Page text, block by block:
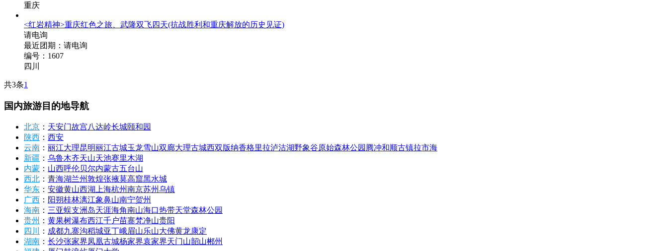
重庆
<红岩精神>重庆红色之旅、武隆双飞四天(抗战胜利和重庆解放的历史见证)
请电询
最近团期：请电询
编号：1607
四川
共3条1
国内旅游目的地导航
北京 ： 天安门故宫八达岭长城颐和园
陕西 ： 西安
云南 ： 丽江大理昆明丽江古城玉龙雪山双廊大理古城西双版纳香格里拉泸沽湖野象谷原始森林公园 腾冲和顺古镇拉市海
新疆 ： 乌鲁木齐天山天池赛里木湖
内蒙 ： 山西呼伦贝尔内蒙古五台山
西北 ： 青海湖兰州敦煌张掖莫高窟黑水城
华东 ： 安徽黄山西湖 上海杭州南京苏州乌镇
广西 ： 阳朔桂林漓江象鼻山南宁贺州
海南 ： 三亚蜈支洲岛天涯海角南山海口热带天堂森林公园
贵州 ： 黄果树瀑布西江千户苗寨梵净山贵阳
四川
： 成都九寨沟稻城亚丁峨眉山乐山大佛黄龙康定
湖南 ： 长沙张家界凤凰古城杨家界袁家界天门山韶山郴州